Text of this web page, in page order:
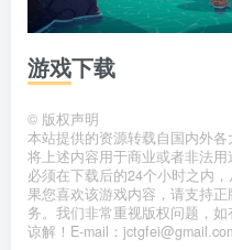
游戏下载
© 版权声明
本站提供的资源转载自国内外
将上述内容用于商业或者非法
必须在下载后的24个小时之内
果您喜欢该游戏内容，请支持
务。我们非常重视版权问题，
谅解！E-mail：